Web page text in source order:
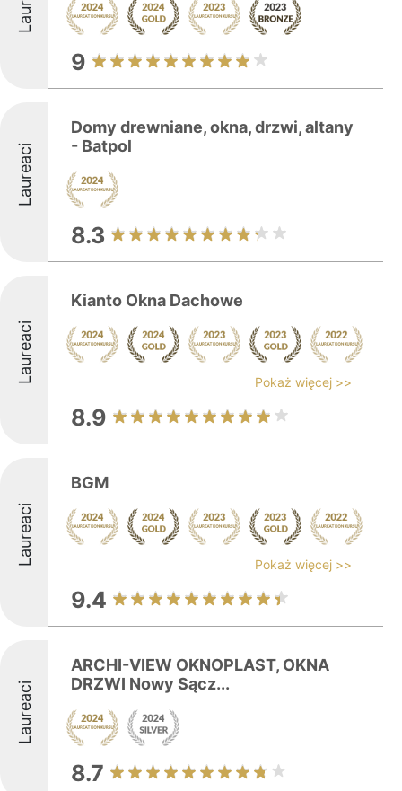
9
Laureaci
Domy drewniane, okna, drzwi, altany
- Batpol
8.3
Laureaci
Kianto Okna Dachowe
Pokaż więcej >>
8.9
Laureaci
BGM
Pokaż więcej >>
9.4
Laureaci
ARCHI-VIEW OKNOPLAST, OKNA
DRZWI Nowy Sącz...
8.7